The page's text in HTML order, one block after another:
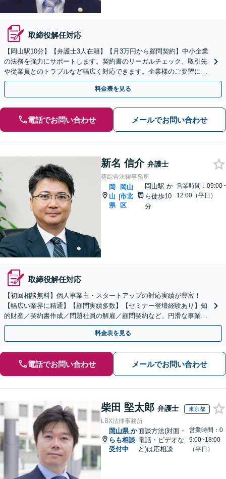
取締役解任対応
【岡山駅10分】【弁護士3人在籍】【月3万円から顧問契約】中小企業
の法務を強力にサポートします。契約書のリーガルチェック、取引先
や従業員とのトラブルなど幅広く対応できます。企業様のご要望に沿
えるよう尽力します【土日祝／夜間対応可】
料金表を見る
電話でお問い合わせ メールでお問い合わせ
新名 信介 弁護士
葵綜合法律事務所
岡
山
県
|
岡山
市北
区
岡山駅 か
ら徒歩10
分
営業時間：09:00~
12:00（平日）
取締役解任対応
【初回相談無料】個人事業主・スタートアップの対応実績が豊富！
【幅広い業界に精通】【顧問実績多数】【セミナー登壇経験あり】知
的財産／契約書作成／問題社員の解雇／顧問契約など、円滑な事業運
営をサポートします【土日祝・夜間対応】【岡山駅10分】
料金表を見る
電話でお問い合わせ メールでお問い合わせ
柴田 堅太郎 弁護士 東京都
LBX法律事務所
岡山県 か
らも相談
受付中
面談方法(対面・
電話・ビデオな
ど)は応相談
営業時間：0
9:00~18:00
（平日）